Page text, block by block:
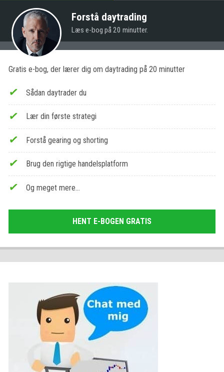
Forstå daytrading
Læs e-bog på 20 minutter.
Gratis e-bog, der lærer dig om daytrading på 20 minutter
Sådan daytrader du
Lær din første strategi
Forstå gearing og shorting
Brug den rigtige handelsplatform
Og meget mere…
HENT E-BOGEN GRATIS